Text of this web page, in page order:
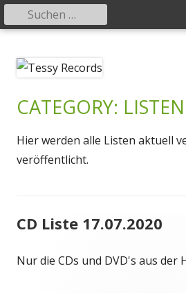
zum
Primäres
Suchen
nach:
CATEGORY: LISTEN
Hier werden alle Listen aktuell
veröffentlicht.
CD Liste 17.07.2020
Nur die CDs und DVD's aus der